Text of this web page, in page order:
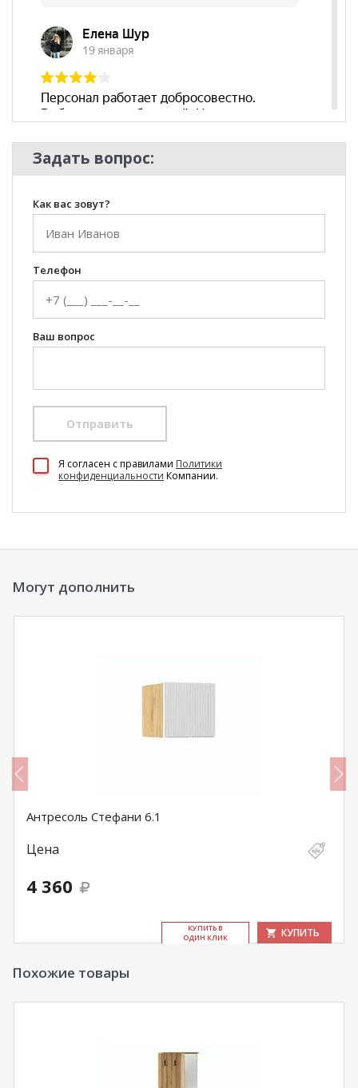
Задать вопрос:
Как вас зовут?
Телефон
Ваш вопрос
Отправить
Я согласен c правилами Политики
конфиденциальности Компании.
Могут дополнить
Антресоль Стефани 6.1
Цена
4 360
КУ­ПИТЬ В
ОДИН КЛИК
КУПИТЬ
Похожие товары